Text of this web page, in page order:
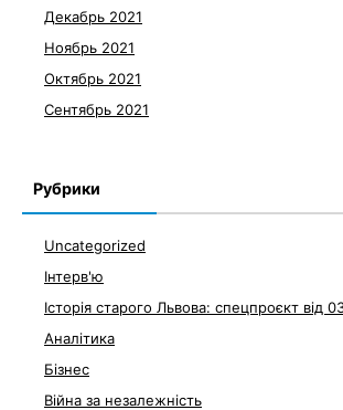
Декабрь 2021
Ноябрь 2021
Октябрь 2021
Сентябрь 2021
Рубрики
Uncategorized
Інтерв'ю
Історія старого Львова: спецпроєкт від
Аналітика
Бізнес
Війна за незалежність